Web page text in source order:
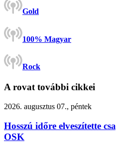
Gold
100% Magyar
Rock
A rovat további cikkei
2026. augusztus 07., péntek
Hosszú időre elveszítette
OSK